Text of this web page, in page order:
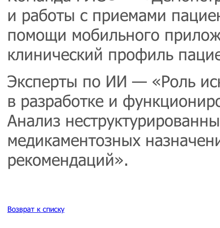
и работы с приемами
помощи мобильного
клинический профиль
Эксперты по ИИ — «Роль
в разработке и
Анализ
медикаментозных
рекомендаций».
Возврат к списку